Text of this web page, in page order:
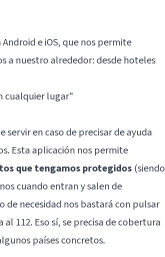
e iOS, que nos permite
a nuestro alrededor: desde hoteles
cualquier lugar"
en caso de precisar de ayuda
Esta aplicación nos permite
que tengamos protegidos (siendo
cuando entran y salen de
de necesidad nos bastará con pulsar
112. Eso sí, se precisa de cobertura
países concretos.